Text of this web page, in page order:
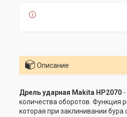
Описание
Дрель ударная Makita HP2070-
количества оборотов. Функция
которая при заклинивании